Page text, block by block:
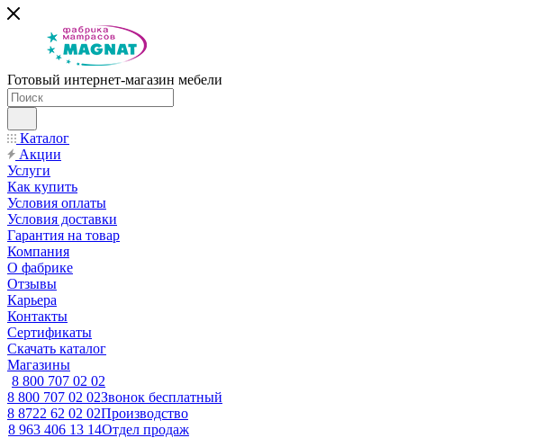
Готовый интернет-магазин мебели
Каталог
Акции
Услуги
Как купить
Условия оплаты
Условия доставки
Гарантия на товар
Компания
О фабрике
Отзывы
Карьера
Контакты
Сертификаты
Скачать каталог
Магазины
8 800 707 02 02
8 800 707 02 02Звонок бесплатный
8 8722 62 02 02Производство
8 963 406 13 14Отдел продаж